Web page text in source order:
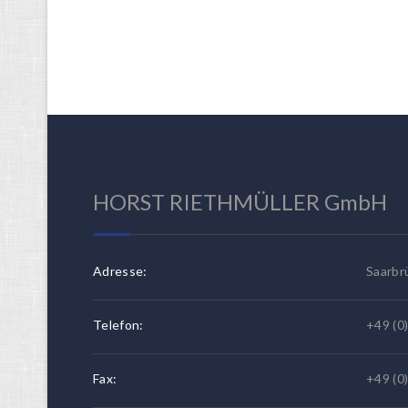
HORST RIETHMÜLLER GmbH
Adresse:
Telefon: +49
Fax: +49